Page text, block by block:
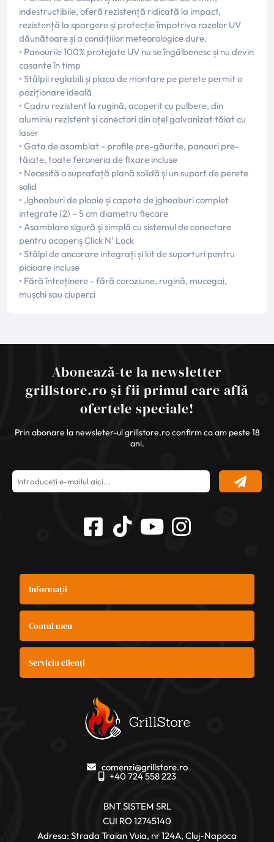
indestructibile, oferă rezistență ridicată la impact,
rezistență la spargere și protecție împotriva razelor UV
dăunătoare și a condițiilor meteorologice dure.
• Panourile 100% protejate UV nu se îngălbenesc și nu devin
casante în timp
• Stâlpii reglabili și placa de montare pe perete permit o
poziționare ideală
• Cadru rezistent la rugină, acoperit cu pulbere, din
aluminiu rezistent și conectori din oțel galvanizat tăiat cu
laser
• Gata de asamblat - profile pre-găurite, panouri pre-
tăiate, toate feroneria de fixare incluse
• Necesită o suprafață plană solidă și un suport de perete
solid
• Jgheaburi de ploaie și capete de jgheaburi complet
integrate (2) – 5 cm diametru fiecare
• Asamblare sigură și simplă cu sistemul de conectare
pentru acoperiș Click N’ Lock
• Stâlpi de ancorare integrați și kit de suporturi pentru
picioare incluse
• Fără întreținere - fără coroziune, rugină, mucegai,
mușchi sau ciuperci
Abonează-te la newsletter
grillstore.ro și fii primul care află
ofertele speciale!
Prin abonare la newsleter-ul grillstore.ro confirm ca am peste 18
ani.
Informații
Contul meu
Serviciu clienți
comenzi@grillstore.ro
+40 724 558 223
BNT SISTEM SRL
CUI RO 12745140
Adresa: Strada Traian Vuia, nr 124A, Cluj-Napoca